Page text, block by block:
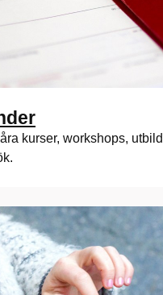
kurser, workshops,